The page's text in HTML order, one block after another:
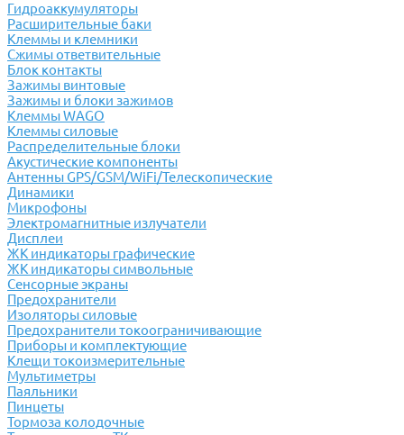
Гидроаккумуляторы
Расширительные баки
Клеммы и клемники
Cжимы ответвительные
Блок контакты
Зажимы винтовые
Зажимы и блоки зажимов
Клеммы WAGO
Клеммы силовые
Распределительные блоки
Акустические компоненты
Антенны GPS/GSM/WiFi/Телескопические
Динамики
Микрофоны
Электромагнитные излучатели
Дисплеи
ЖК индикаторы графические
ЖК индикаторы символьные
Сенсорные экраны
Предохранители
Изоляторы силовые
Предохранители токоограничивающие
Приборы и комплектующие
Клещи токоизмерительные
Мультиметры
Паяльники
Пинцеты
Тормоза колодочные